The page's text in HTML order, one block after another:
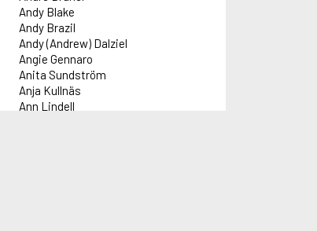
Andy Blake
Andy Brazil
Andy (Andrew) Dalziel
Angie Gennaro
Anita Sundström
Anja Kullnäs
Ann Lindell